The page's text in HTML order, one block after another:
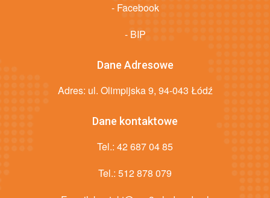
- Facebook
- BIP
Dane Adresowe
Adres: ul. Olimpijska 9, 94-043 Łódź
Dane kontaktowe
Tel.: 42 687 04 85
Tel.: 512 878 079